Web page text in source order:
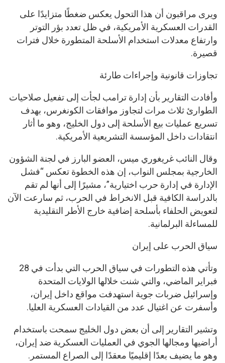
ويرى مراقبون أن هذا التحول يعكس ضغطًا متزايدًا على
القدرات العسكرية الأمريكية، في ظل تعدد بؤر التوتر
وارتفاع معدلات استخدام الأسلحة المتطورة خلال فترات
قصيرة.
تجاوزات قانونية وإجراءات طارئة
وأفادت التقارير بأن إدارة ترامب لجأت إلى تفعيل صلاحيات
الطوارئ ثلاث مرات لتجاوز موافقات الكونغرس، بهدف
تسريع عمليات بيع الأسلحة إلى دول الخليج، وهو ما أثار
انتقادات داخل المؤسسة التشريعية الأمريكية.
وقال النائب غريغوري ميس، العضو البارز في لجنة الشؤون
الخارجية بمجلس النواب، إن هذه الخطوة تعكس “فشل
الإدارة في إدارة حرب اختيارية”، مشيرًا إلى أنها لم تقم
بالدراسة الكافية قبل الانخراط في الحرب، ثم سارعت الآن
لتعويض الحلفاء بأسلحة إضافية خارج الأطر التقليدية
للمساءلة البرلمانية.
سياق الحرب على إيران
وتأتي هذه التطورات في سياق الحرب التي بدأت في 28
فبراير الماضي، والتي شنت خلالها الولايات المتحدة
وإسرائيل ضربات جوية استهدفت مواقع داخل إيران،
وأسفرت عن اغتيال عدد من القيادات العسكرية العليا.
وتشير التقارير إلى أن بعض دول الخليج سمحت باستخدام
أراضيها ومجالها الجوي في العمليات العسكرية ضد إيران،
وهو ما يضيف بعدًا إقليميًا معقدًا إلى الصراع المستمر.